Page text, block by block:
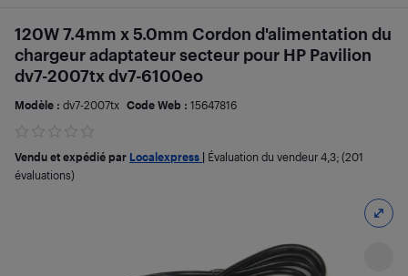
120W 7.4mm x 5.0mm Cordon d'alimentation du
chargeur adaptateur secteur pour HP Pavilion
dv7-2007tx dv7-6100eo
Modèle : dv7-2007tx Code Web : 15647816
Vendu et expédié par Localexpress Évaluation du vendeur 4,3; (201
évaluations)